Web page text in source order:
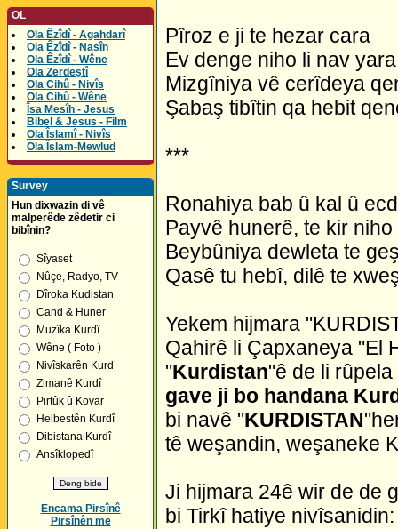
OL
Ola Êzîdî - Agahdarî
Ola Êzîdî - Nasîn
Ola Êzîdî - Wêne
Ola Zerdeştî
Ola Cihû - Nivîs
Ola Cihû - Wêne
Îsa Mesîh - Jesus
Bibel & Jesus - Film
Ola Îslamî - Nivîs
Ola Îslam-Mewlud
Survey
Hun dixwazin di vê
malperêde zêdetir ci
bibînin?
Sîyaset
Nûçe, Radyo, TV
Dîroka Kudistan
Cand & Huner
Muzîka Kurdî
Wêne ( Foto )
Nivîskarên Kurd
Zimanê Kurdî
Pirtûk û Kovar
Helbestên Kurdî
Dibistana Kurdî
Ansîklopedî
Encama Pirsînê
Pirsînên me
Pîroz e ji te hezar cara
Ev denge niho li nav yara
Mizgîniya vê cerîdeya
Şabaş tibîtin qa hebit
***
Ronahiya bab û kal û
Payvê hunerê, te kir niho
Beybûniya dewleta te
Qasê tu hebî, dilê te
Yekem hijmara
Qahirê li Çapxaneya "El
"Kurdistan"ê de li
gave ji bo handana
bi navê "KURDISTAN
tê weşandin, weşaneke
Ji hijmara 24ê wir de de
bi Tirkî hatiye